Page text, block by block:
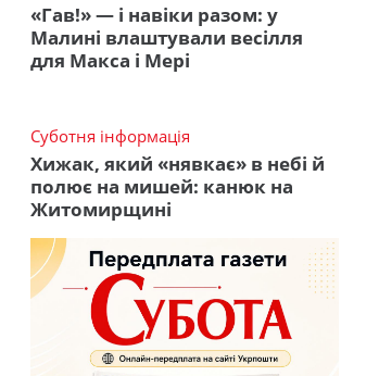
«Гав!» — і навіки разом: у
Малині влаштували весілля
для Макса і Мері
Суботня інформація
Хижак, який «нявкає» в небі й
полює на мишей: канюк на
Житомирщині